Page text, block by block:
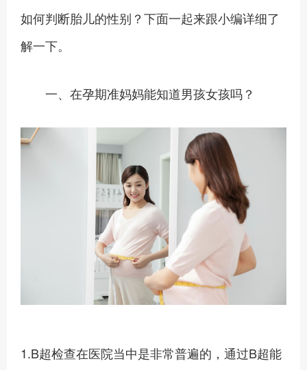
如何判断胎儿的性别？下面一起来跟小编详细了
解一下。
一、在孕期准妈妈能知道男孩女孩吗？
1.B超检查在医院当中是非常普遍的，通过B超能